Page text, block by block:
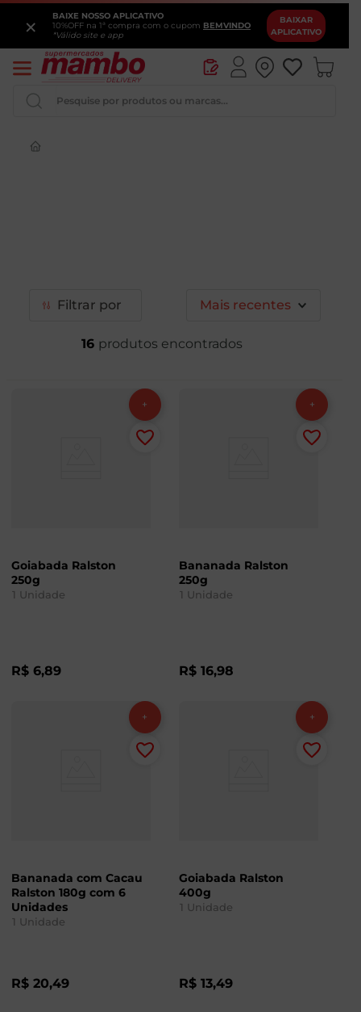
BAIXE NOSSO APLICATIVO
10%OFF na 1ª compra com o cupom BEMVINDO
*Válido site e app
BAIXAR
APLICATIVO
×
Pesquise por produtos ou marcas...
Filtrar Mais recentes
16
Goiabada Ralston
250g
1 Unidade
R$ 6,89
Bananada Ralston
250g
1 Unidade
R$ 16,98
Bananada com Cacau
Ralston 180g com 6
Unidades
1 Unidade
R$ 20,49
Goiabada Ralston
400g
1 Unidade
R$ 13,49